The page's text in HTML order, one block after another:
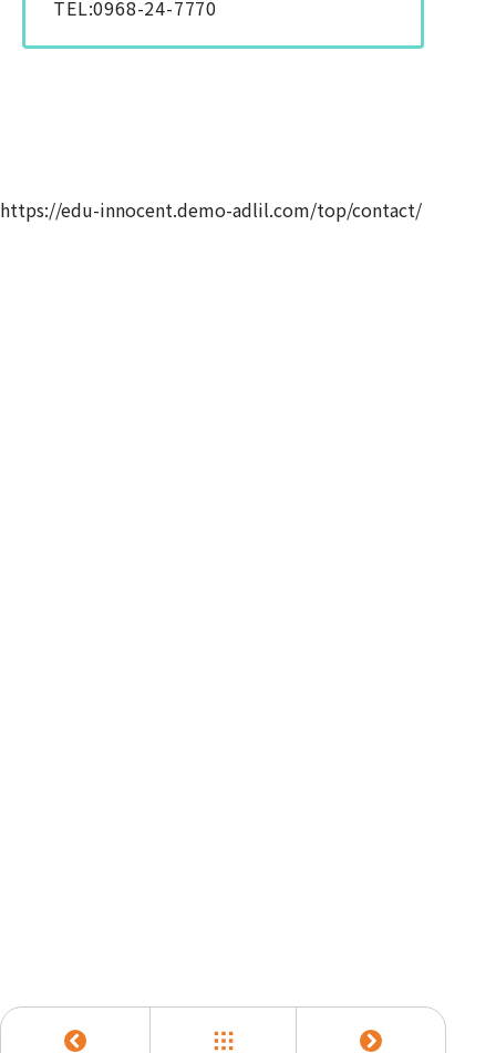
TEL:0968-24-7770
https://edu-innocent.demo-adlil.com/top/contact/